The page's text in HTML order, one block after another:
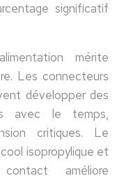
significatif
mérite
Les connecteurs
développer des
avec le temps,
critiques. Le
isopropylique et
améliore